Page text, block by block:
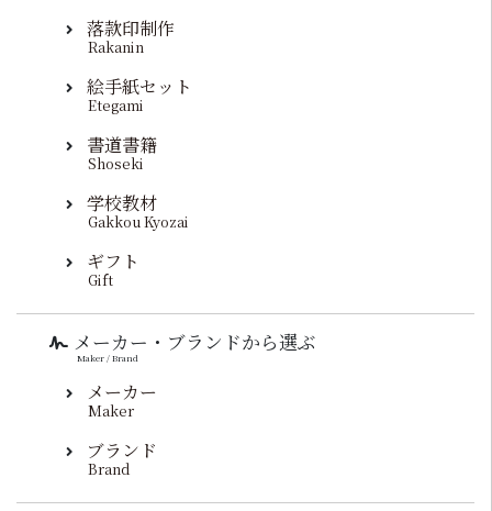
落款印制作
Rakanin
絵手紙セット
Etegami
書道書籍
Shoseki
学校教材
Gakkou Kyozai
ギフト
Gift
メーカー・ブランドから選ぶ
Maker / Brand
メーカー
Maker
ブランド
Brand